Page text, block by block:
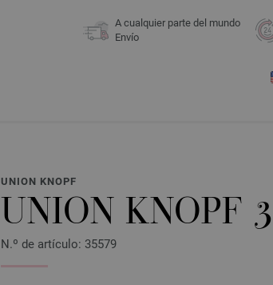
A cualquier parte del mundo
Envío
UNION KNOPF
UNION KNOPF
N.º de artículo: 35579